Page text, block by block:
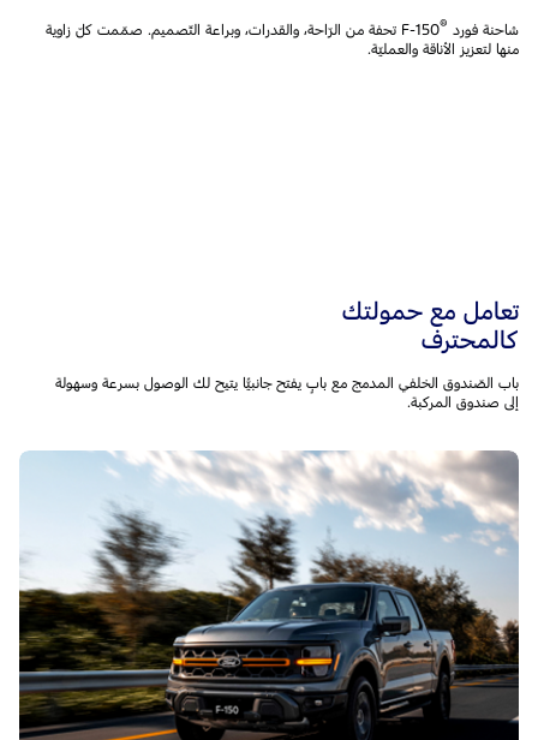
شاحنة فورد F-150 ®‎
تحفة من الرّاحة، والقدرات، وبراعة التّصميم. صمّمت كلّ زاوية
منها لتعزيز الأناقة والعمليّة.
تعامل مع حمولتك
كالمحترف
باب الصّندوق الخلفي المدمج مع بابٍ يفتح جانبيًّا يتيح لك الوصول بسرعة وسهولة
إلى صندوق المركبة.